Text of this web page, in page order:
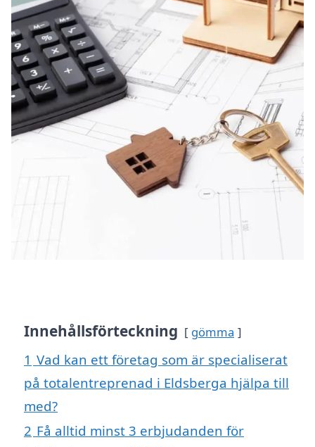
Innehållsförteckning gömma
1 Vad kan ett företag som är specialiserat
på totalentreprenad i Eldsberga hjälpa till
med?
2 Få alltid minst 3 erbjudanden för